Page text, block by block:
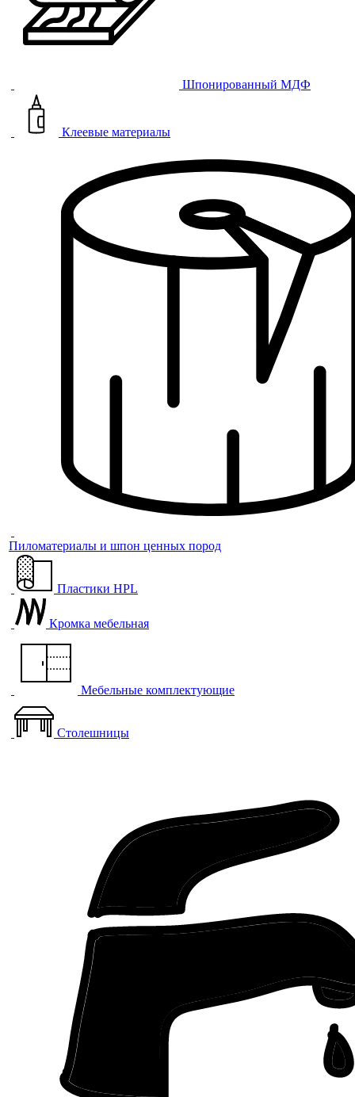
Шпонированный МДФ
Клеевые материалы
Пиломатериалы и шпон ценных пород
Пластики HPL
Кромка мебельная
Мебельные комплектующие
Столешницы